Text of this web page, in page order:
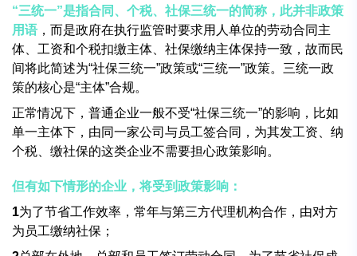
“三统一”是指合同、个税、社保三统一的简称，此并非政策
用语 ，而是政府在执行监管时要求用人单位的劳动合同主
体、工资和个税扣缴主体、社保缴纳主体保持一致，故而民
间将此简述为“社保三统一”政策或“三统一”政策。三统一政
策的核心是“主体”合规。
正常情况下，普通企业一般不受“社保三统一”的影响，比如
单一主体下，由同一家公司与员工签合同，为其发工资、纳
个税、缴社保的这类企业不需要担心政策影响。
但有如下情形的企业，将受到政策影响：
1为了节省工作效率，常年与第三方代理机构合作，由对方
为员工缴纳社保；